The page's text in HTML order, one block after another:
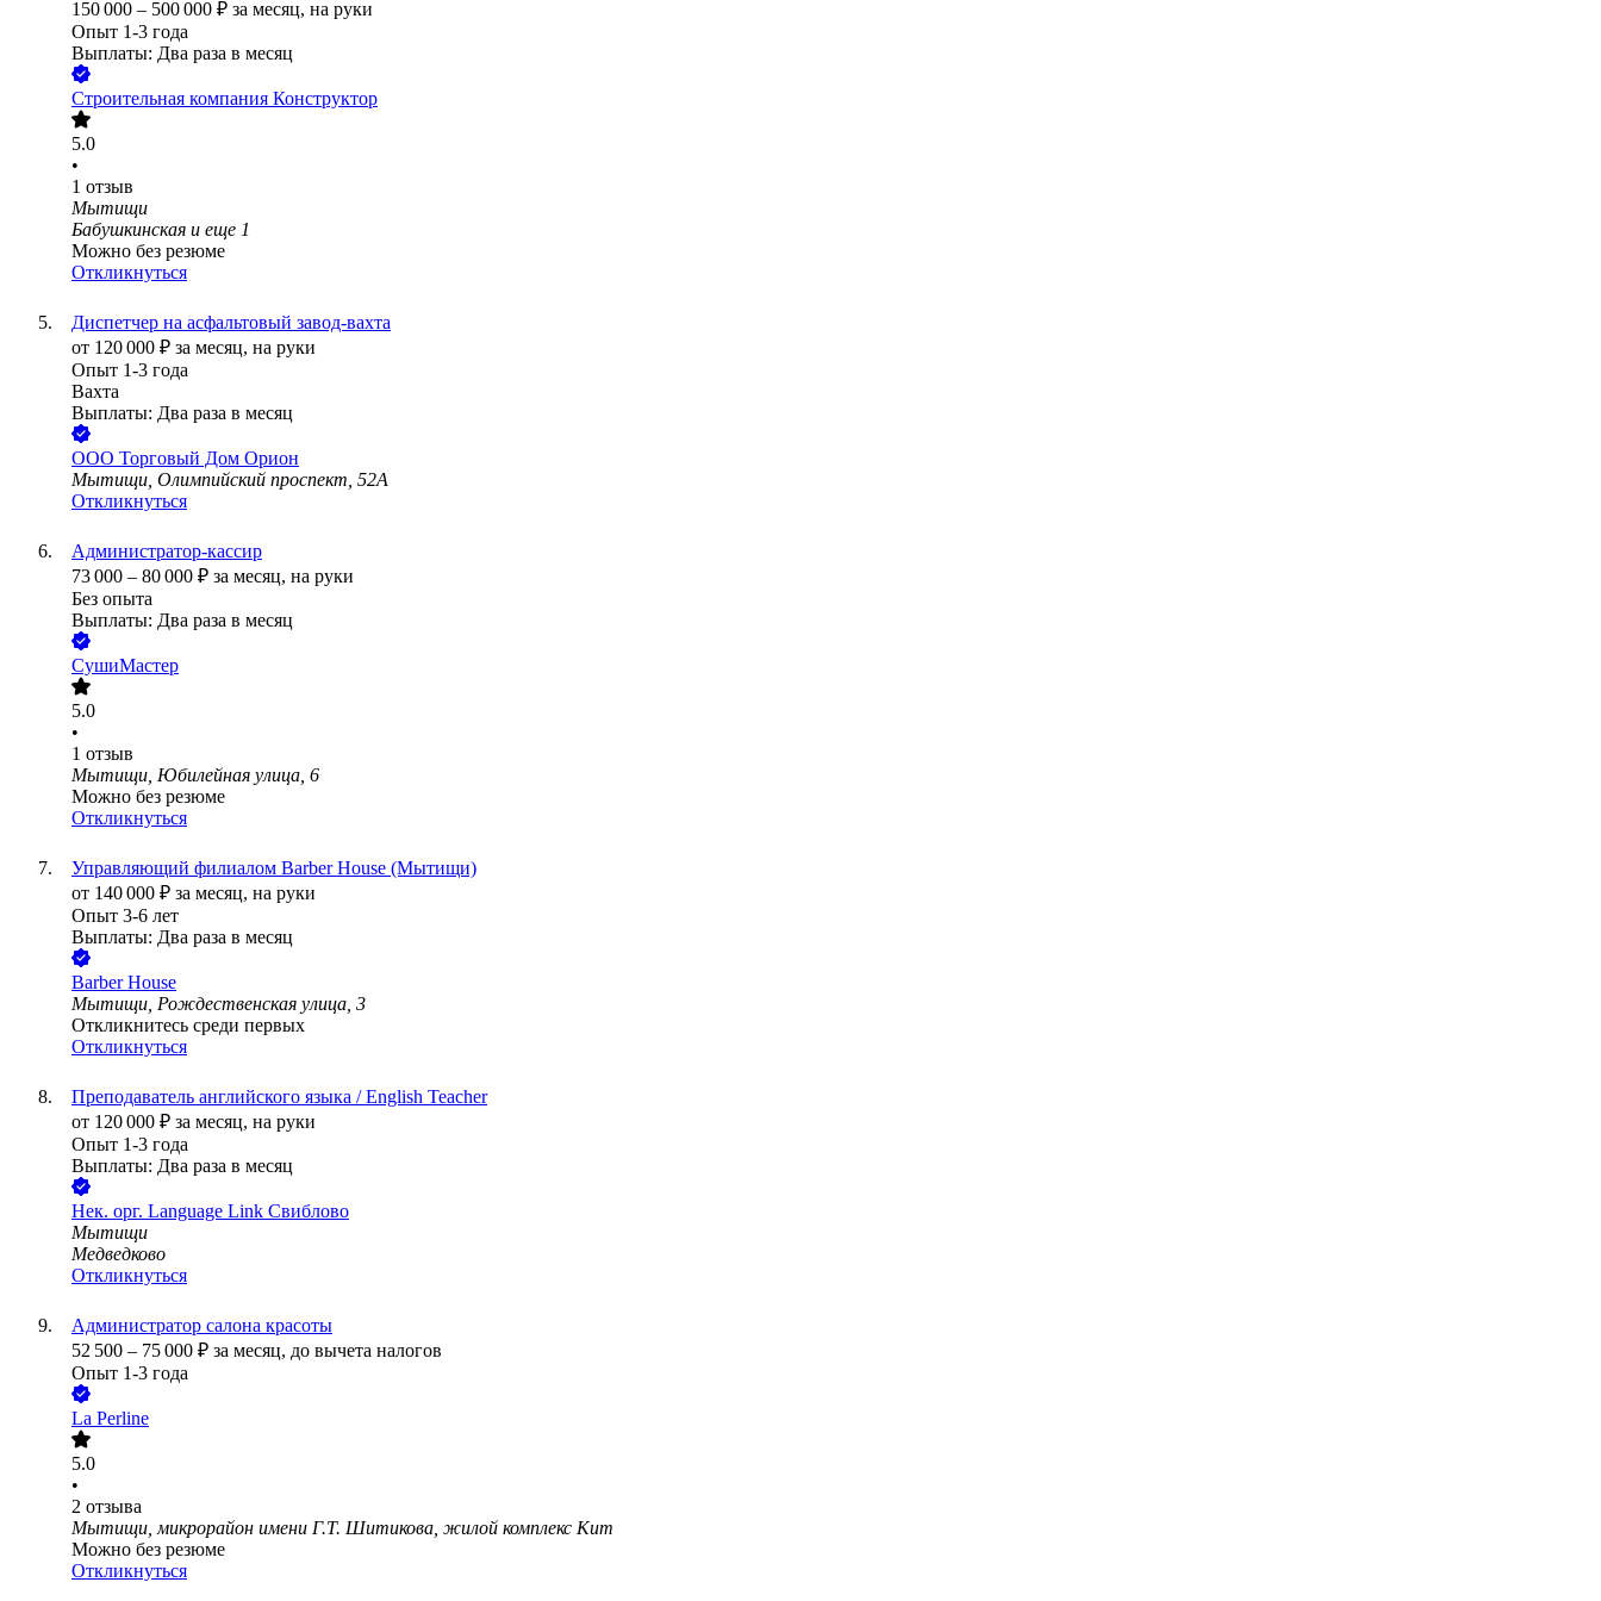
150 000 – 500 000 ₽ за месяц, на руки
Опыт 1-3 года
Выплаты: Два раза в месяц
Строительная компания Конструктор
5.0
•
1 отзыв
Мытищи
Бабушкинская и еще 1
Можно без резюме
Откликнуться
Диспетчер на асфальтовый завод-вахта
от 120 000 ₽ за месяц, на руки
Опыт 1-3 года
Вахта
Выплаты: Два раза в месяц
ООО Торговый Дом Орион
Мытищи, Олимпийский проспект, 52А
Откликнуться
Администратор-кассир
73 000 – 80 000 ₽ за месяц, на руки
Без опыта
Выплаты: Два раза в месяц
СушиМастер
5.0
•
1 отзыв
Мытищи, Юбилейная улица, 6
Можно без резюме
Откликнуться
Управляющий филиалом Barber House (Мытищи)
от 140 000 ₽ за месяц, на руки
Опыт 3-6 лет
Выплаты: Два раза в месяц
Barber House
Мытищи, Рождественская улица, 3
Откликнитесь среди первых
Откликнуться
Преподаватель английского языка / English Teacher
от 120 000 ₽ за месяц, на руки
Опыт 1-3 года
Выплаты: Два раза в месяц
Нек. орг. Language Link Свиблово
Мытищи
Медведково
Откликнуться
Администратор салона красоты
52 500 – 75 000 ₽ за месяц, до вычета налогов
Опыт 1-3 года
La Perline
5.0
•
2 отзыва
Мытищи, микрорайон имени Г.Т. Шитикова, жилой комплекс Кит
Можно без резюме
Откликнуться